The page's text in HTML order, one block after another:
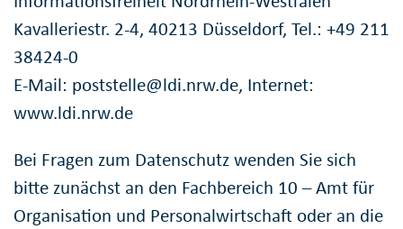
Kavalleriestr. 2-4, 40213 Düsseldorf, Tel.: +49 211
38424-0
E-Mail: poststelle@ldi.nrw.de, Internet:
www.ldi.nrw.de
Bei Fragen zum Datenschutz wenden Sie sich
bitte zunächst an den Fachbereich 10 – Amt für
Organisation und Personalwirtschaft oder an die